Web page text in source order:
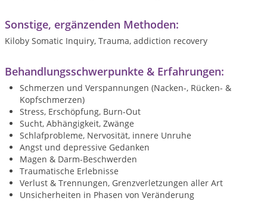
Sonstige, ergänzenden Methoden:
Kiloby Somatic Inquiry, Trauma, addiction recovery
Behandlungsschwerpunkte & Erfahrungen:
Schmerzen und Verspannungen (Nacken-, Rücken- &
Kopfschmerzen)
Stress, Erschöpfung, Burn-Out
Sucht, Abhängigkeit, Zwänge
Schlafprobleme, Nervosität, innere Unruhe
Angst und depressive Gedanken
Magen & Darm-Beschwerden
Traumatische Erlebnisse
Verlust & Trennungen, Grenzverletzungen aller Art
Unsicherheiten in Phasen von Veränderung